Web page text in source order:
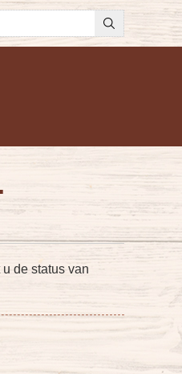
de status van